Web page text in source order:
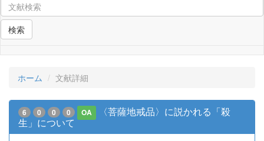
検索
ホーム 文献詳細
6 0 0 0 OA
〈菩薩地戒品〉に説かれる「殺
生」について